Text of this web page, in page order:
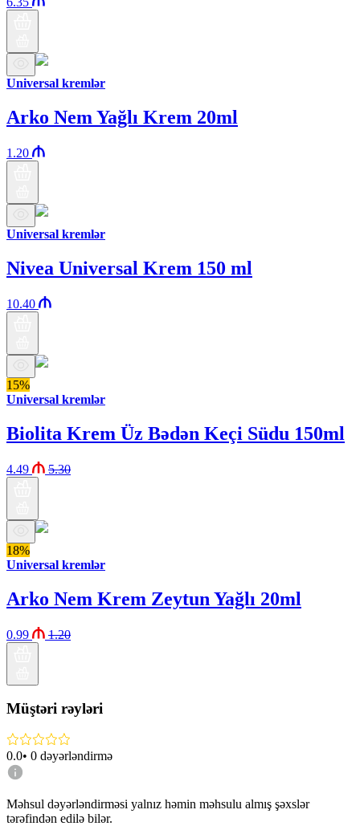
Universal kremlər
Arko Nem Yağlı Krem 20ml
1.20
Universal kremlər
Nivea Universal Krem 150 ml
10.40
15%
Universal kremlər
Biolita Krem Üz Bədən Keçi Südu 150ml
4.49 5.30
18%
Universal kremlər
Arko Nem Krem Zeytun Yağlı 20ml
0.99 1.20
Müştəri rəyləri
0.0• 0 dəyərləndirmə
Məhsul dəyərləndirməsi yalnız həmin məhsulu almış şəxslər
tərəfindən edilə bilər.